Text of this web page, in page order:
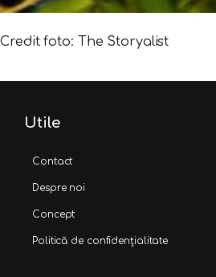
Credit foto: The Storyalist
Utile
Contact
Despre noi
Concept
Politică de confidențialitate